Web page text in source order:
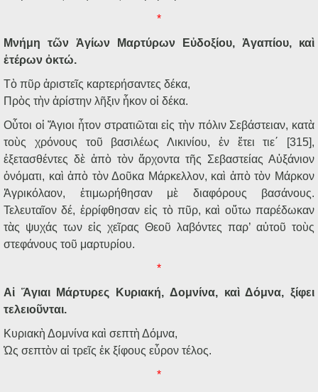
*
Μνήμη τῶν Ἁγίων Μαρτύρων Εὐδοξίου, Ἀγαπίου, καὶ
ἑτέρων ὀκτώ.
Τὸ πῦρ ἀριστεῖς καρτερήσαντες δέκα,
Πρὸς τὴν ἀρίστην λῆξιν ἧκον οἱ δέκα.
Οὗτοι οἱ Ἅγιοι ἦτον στρατιῶται εἰς τὴν πόλιν Σεβάστειαν, κατὰ
τοὺς χρόνους τοῦ βασιλέως Λικινίου, ἐν ἔτει τιε΄ [315],
ἐξετασθέντες δὲ ἀπὸ τὸν ἄρχοντα τῆς Σεβαστείας Αὐξάνιον
ὀνόματι, καὶ ἀπὸ τὸν Δοῦκα Μάρκελλον, καὶ ἀπὸ τὸν Μάρκον
Ἀγρικόλαον, ἐτιμωρήθησαν μὲ διαφόρους βασάνους.
Τελευταῖον δέ, ἐρρίφθησαν εἰς τὸ πῦρ, καὶ οὕτω παρέδωκαν
τὰς ψυχάς των εἰς χεῖρας Θεοῦ λαβόντες παρ’ αὐτοῦ τοὺς
στεφάνους τοῦ μαρτυρίου.
*
Αἱ Ἅγιαι Μάρτυρες Κυριακή, Δομνίνα, καὶ Δόμνα, ξίφει
τελειοῦνται.
Κυριακὴ Δομνίνα καὶ σεπτὴ Δόμνα,
Ὡς σεπτὸν αἱ τρεῖς ἐκ ξίφους εὗρον τέλος.
*